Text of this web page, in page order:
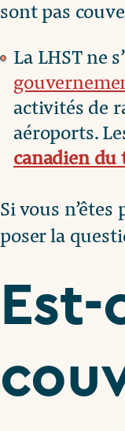
sont pas
La LHST ne
activités de
aéroports.
canadien du
Si vous
poser la
Est-